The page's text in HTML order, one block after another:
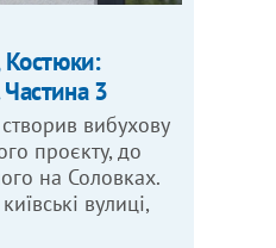
Костюки:
Частина 3
вибухову
проєкту, до
на Соловках.
вулиці,